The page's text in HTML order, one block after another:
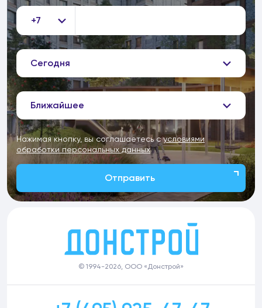
+7
Сегодня
Ближайшее
Нажимая кнопку, вы соглашаетесь сусловиями
обработки персональных данных
Отправить
© 1994-2026, ООО «Донстрой»